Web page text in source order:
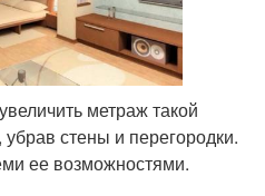
метраж такой
стены и перегородки.
ее возможностями.